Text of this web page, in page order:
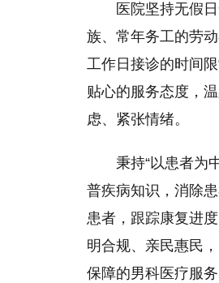
医院坚持无假
族、常年务工的劳
工作日接诊的时间
贴心的服务态度，
虑、紧张情绪。
秉持“以患者为
普疾病知识，消除
患者，跟踪康复进
明合规、亲民惠民
保障的男科医疗服务